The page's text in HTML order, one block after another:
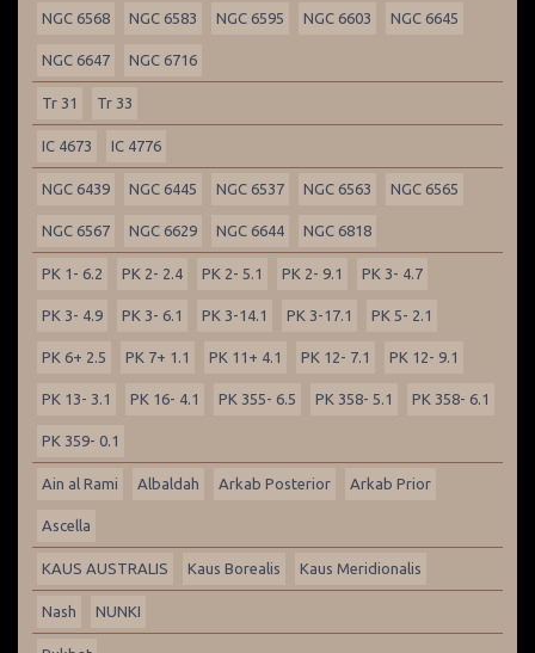
NGC 6568 NGC 6583 NGC 6595 NGC 6603 NGC 6645
NGC 6647 NGC 6716
Tr 31 Tr 33
IC 4673 IC 4776
NGC 6439 NGC 6445 NGC 6537 NGC 6563 NGC 6565
NGC 6567 NGC 6629 NGC 6644 NGC 6818
PK 1- 6.2 PK 2- 2.4 PK 2- 5.1 PK 2- 9.1 PK 3- 4.7
PK 3- 4.9 PK 3- 6.1 PK 3-14.1 PK 3-17.1 PK 5- 2.1
PK 6+ 2.5 PK 7+ 1.1 PK 11+ 4.1 PK 12- 7.1 PK 12- 9.1
PK 13- 3.1 PK 16- 4.1 PK 355- 6.5 PK 358- 5.1 PK 358- 6.1
PK 359- 0.1
Ain al Rami Albaldah Arkab Posterior Arkab Prior
Ascella
KAUS AUSTRALIS Kaus Borealis Kaus Meridionalis
Nash NUNKI